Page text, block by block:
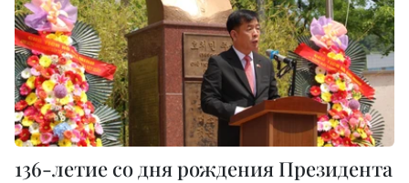
136-летие со дня рождения Президента